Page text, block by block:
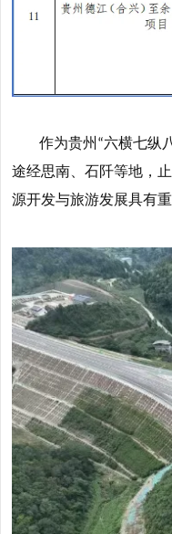
作为贵州 “六横七纵
途经思南、石阡等地，
源开发与旅游发展具有重